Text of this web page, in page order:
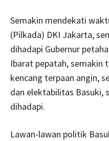
Semakin mendekati
(Pilkada) DKI Jakarta,
dihadapi Gubernur
Ibarat pepatah, semakin
kencang terpaan angin,
dan elektabilitas Basuki,
dihadapi.
Lawan-lawan politik